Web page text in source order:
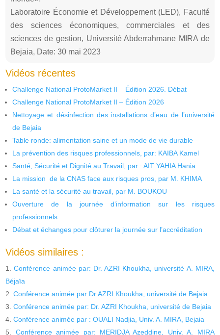
Laboratoire Économie et Développement (LED), Faculté
des sciences économiques, commerciales et des
sciences de gestion, Université Abderrahmane MIRA de
Bejaia, Date: 30 mai 2023
Vidéos récentes
Challenge National ProtoMarket II – Édition 2026. Débat
Challenge National ProtoMarket II – Édition 2026
Nettoyage et désinfection des installations d’eau de l’université
de Bejaia
Table ronde: alimentation saine et un mode de vie durable
La prévention des risques professionnels, par: KAIBA Kamel
Santé, Sécurité et Dignité au Travail, par : AIT YAHIA Hania
La mission de la CNAS face aux risques pros, par M. KHIMA
La santé et la sécurité au travail, par M. BOUKOU
Ouverture de la journée d’information sur les risques
professionnels
Débat et échanges pour clôturer la journée sur l’accréditation
Vidéos similaires :
Conférence animée par: Dr. AZRI Khoukha, université A. MIRA,
Béjaïa
Conférence animée par Dr AZRI Khoukha, université de Bejaia
Conférence animée par: Dr. AZRI Khoukha, université de Bejaia
Conférence animée par : OUALI Nadjia, Univ. A. MIRA, Bejaia
Conférence animée par: MERIDJA Azeddine, Univ. A. MIRA